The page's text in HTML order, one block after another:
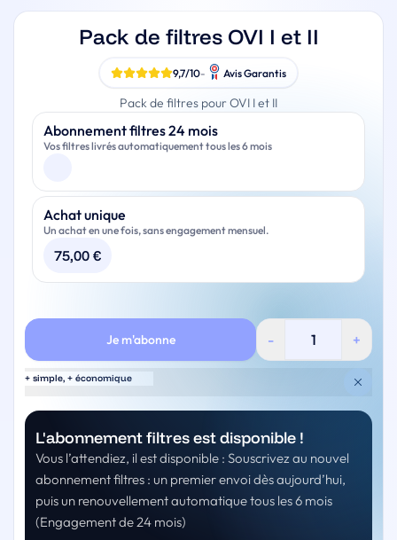
Pack de filtres OVI I et II
9,7/10- Avis Garantis
Pack de filtres pour OVI I et II
Paiement
Abonnement filtres 24 mois
Vos filtres livrés automatiquement tous les 6 mois
10€ d'économies sur vos filtres à l'année
Aucun rappel à gérer, vous recevez vos filtres
Premier envoi déclenché dès la souscription
Achat unique
Un achat en une fois, sans engagement mensuel.
75,00 €
Je m'abonne
quantité
Pack
I
II
- +
+ simple, + économique
L'abonnement filtres est disponible !
Vous l’attendiez, il est disponible : Souscrivez au nouvel
abonnement filtres : un premier envoi dès aujourd’hui,
puis un renouvellement automatique tous les 6 mois
(Engagement de 24 mois)